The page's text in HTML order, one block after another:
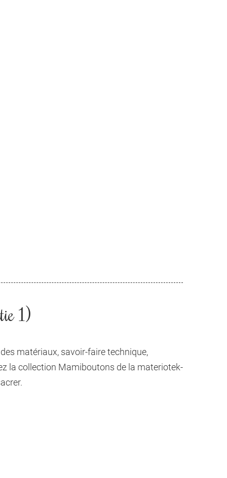
1)
matériaux, savoir-faire technique,
la collection Mamiboutons de la materiotek-